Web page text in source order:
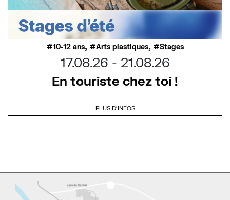
10-12 ans, Arts plastiques, Stages
17.08.26
21.08.26
En touriste chez toi !
PLUS D'INFOS